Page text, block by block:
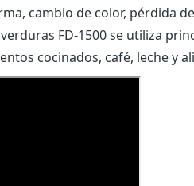
cambio de color, pérdida
FD-1500 se utiliza
cocinados, café, leche y